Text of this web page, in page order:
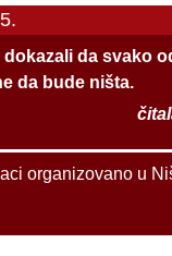
da svako
da bude ništa.
organizovano u